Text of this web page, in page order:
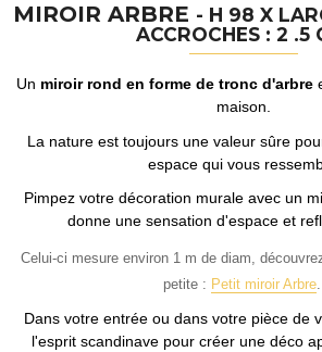
MIROIR ARBRE - H 98 X
ACCROCHES : 2 .5
Un miroir rond en forme de tronc d'arbre
maison.
La nature est toujours une valeur sûre
espace qui vous
Pimpez votre décoration murale avec un
donne une sensation d'espace et
Celui-ci mesure environ 1 m de diam,
petite : Petit miroir Arbre.
Dans votre entrée ou dans votre pièce de
l'esprit scandinave pour créer une déco